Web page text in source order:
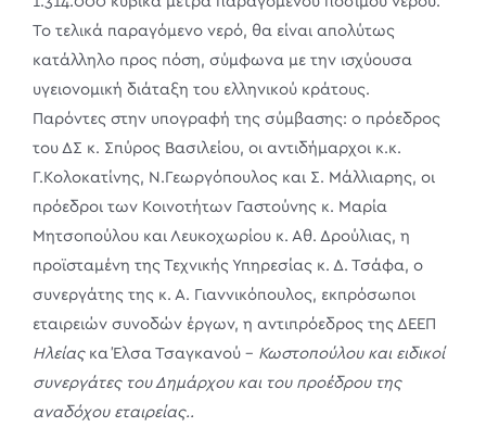
Το τελικά παραγόμενο νερό, θα είναι απολύτως
κατάλληλο προς πόση, σύμφωνα με την ισχύουσα
υγειονομική διάταξη του ελληνικού κράτους.
Παρόντες στην υπογραφή της σύμβασης: ο πρόεδρος
του ΔΣ κ. Σπύρος Βασιλείου, οι αντιδήμαρχοι κ.κ.
Γ.Κολοκατίνης, Ν.Γεωργόπουλος και Σ. Μάλλιαρης, οι
πρόεδροι των Κοινοτήτων Γαστούνης κ. Μαρία
Μητσοπούλου και Λευκοχωρίου κ. Αθ. Δρούλιας, η
προϊσταμένη της Τεχνικής Υπηρεσίας κ. Δ. Τσάφα, ο
συνεργάτης της κ. Α. Γιαννικόπουλος, εκπρόσωποι
εταιρειών συνοδών έργων, η αντιπρόεδρος της ΔΕΕΠ
Ηλείαςκα Έλσα Τσαγκανού – Κωστοπούλου και ειδικοί
συνεργάτες του Δημάρχου και του προέδρου της
αναδόχου εταιρείας..